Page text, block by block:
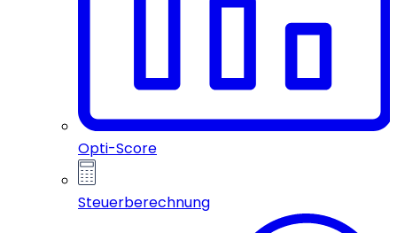
Opti-Score
Steuerberechnung